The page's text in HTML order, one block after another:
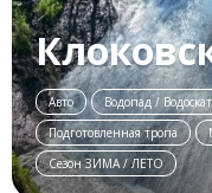
Авто Водопад / Водоскат
Подготовленная тропа
Сезон ЗИМА / ЛЕТО